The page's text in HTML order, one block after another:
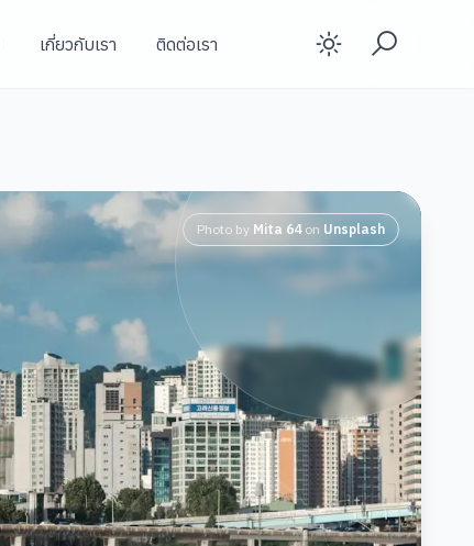
เกี่ยวกับเรา ติดต่อเรา Enable
Photo by Mita 64 on Unsplash